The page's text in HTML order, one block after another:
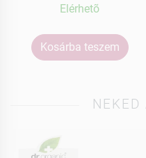
Elérhetõ
Kosárba teszem